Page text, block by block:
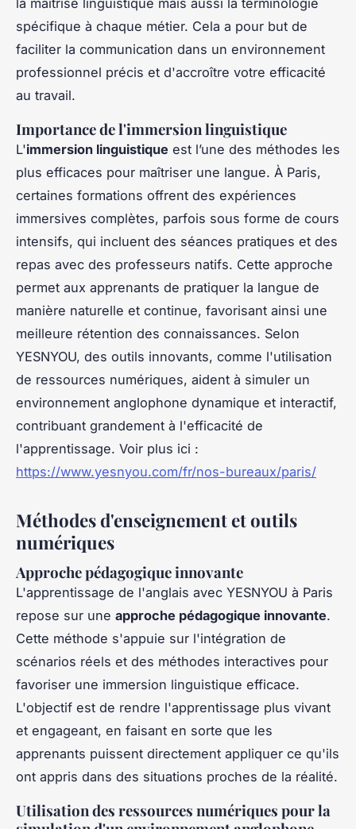
spécifique à chaque métier. Cela a pour but de
faciliter la communication dans un environnement
professionnel précis et d'accroître votre efficacité
au travail.
Importance de l'immersion linguistique
L'immersion linguistique est l’une des méthodes les
plus efficaces pour maîtriser une langue. À Paris,
certaines formations offrent des expériences
immersives complètes, parfois sous forme de cours
intensifs, qui incluent des séances pratiques et des
repas avec des professeurs natifs. Cette approche
permet aux apprenants de pratiquer la langue de
manière naturelle et continue, favorisant ainsi une
meilleure rétention des connaissances. Selon
YESNYOU, des outils innovants, comme l'utilisation
de ressources numériques, aident à simuler un
environnement anglophone dynamique et interactif,
contribuant grandement à l'efficacité de
l'apprentissage. Voir plus ici :
https://www.yesnyou.com/fr/nos-bureaux/paris/
Méthodes d'enseignement et outils
numériques
Approche pédagogique innovante
L'apprentissage de l'anglais avec YESNYOU à Paris
repose sur une approche pédagogique innovante.
Cette méthode s'appuie sur l'intégration de
scénarios réels et des méthodes interactives pour
favoriser une immersion linguistique efficace.
L'objectif est de rendre l'apprentissage plus vivant
et engageant, en faisant en sorte que les
apprenants puissent directement appliquer ce qu'ils
ont appris dans des situations proches de la réalité.
Utilisation des ressources numériques pour la